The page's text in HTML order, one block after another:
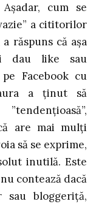
Așadar, cum se
a cititorilor
răspuns că așa
dau like sau
Facebook cu
a ținut să
are mai mulți
să se exprime,
inutilă. Este
contează dacă
sau bloggeriță,